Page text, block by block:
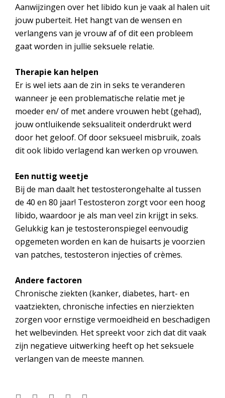
Aanwijzingen over het libido kun je vaak al halen uit
jouw puberteit. Het hangt van de wensen en
verlangens van je vrouw af of dit een probleem
gaat worden in jullie seksuele relatie.
Therapie kan helpen
Er is wel iets aan de zin in seks te veranderen
wanneer je een problematische relatie met je
moeder en/ of met andere vrouwen hebt (gehad),
jouw ontluikende seksualiteit onderdrukt werd
door het geloof. Of door seksueel misbruik, zoals
dit ook libido verlagend kan werken op vrouwen.
Een nuttig weetje
Bij de man daalt het testosterongehalte al tussen
de 40 en 80 jaar! Testosteron zorgt voor een hoog
libido, waardoor je als man veel zin krijgt in seks.
Gelukkig kan je testosteronspiegel eenvoudig
opgemeten worden en kan de huisarts je voorzien
van patches, testosteron injecties of crèmes.
Andere factoren
Chronische ziekten (kanker, diabetes, hart- en
vaatziekten, chronische infecties en nierziekten
zorgen voor ernstige vermoeidheid en beschadigen
het welbevinden. Het spreekt voor zich dat dit vaak
zijn negatieve uitwerking heeft op het seksuele
verlangen van de meeste mannen.